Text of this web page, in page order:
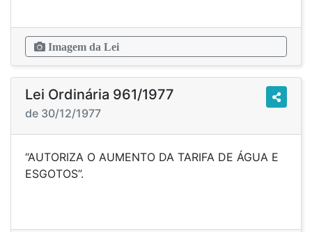
Imagem da Lei
Lei Ordinária 961/1977
de 30/12/1977
“AUTORIZA O AUMENTO DA TARIFA DE ÁGUA E
ESGOTOS”.